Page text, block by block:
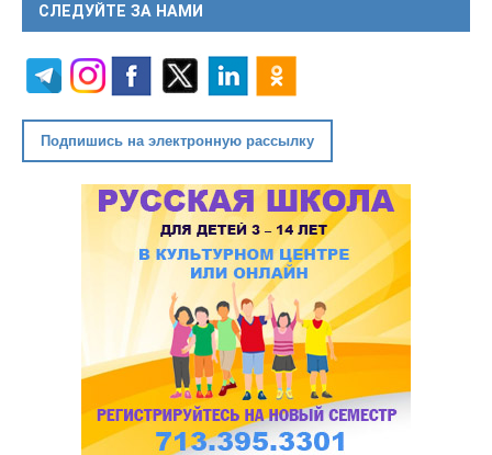
СЛЕДУЙТЕ ЗА НАМИ
Подпишись на электронную рассылку